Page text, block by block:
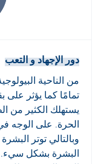
دور الإجهاد و التعب
من الناحية
تمامًا كما يؤثر على
يستهلك الكثير من
الحرة. على الوجه
وبالتالي توتر
البشرة بشكل سيء.